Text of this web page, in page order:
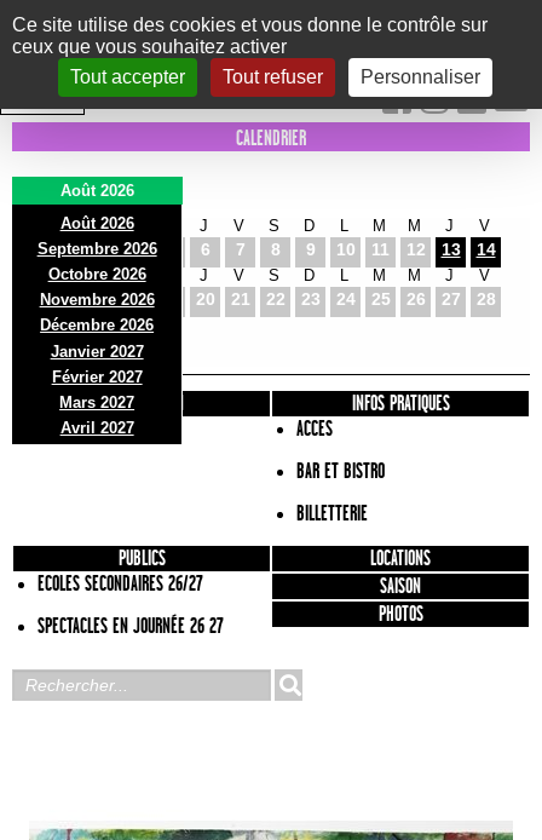
Panneau de gestion des cookies
Ce site utilise des cookies et vous donne le contrôle sur
ceux que vous souhaitez activer
Tout accepter
Tout refuser Personnaliser
Le Marni
CONCERTS DANSE/CIRQUE THÉÂTRE KIDS EXPOS EVENTS
INTRA MUROS
CALENDRIER
Août 2026
Août 2026
Septembre 2026
Octobre 2026
Novembre 2026
Décembre 2026
Janvier 2027
Février 2027
Mars 2027
Avril 2027
D
2
L
3
M
4
J
6
V
7
S
8
D
9 10
M
11
M
12
J
13
V
14
D
16
L
17
M
18
J
20
V
21
S
22
D
23 24
M
25
M
26
J
27
V
28
D
30
L
31
PRÉSENTATION
INFOS PRATIQUES
ACCES
BAR ET BISTRO
BILLETTERIE
PUBLICS
ECOLES SECONDAIRES 26/27
SPECTACLES EN JOURNÉE 26 27
LOCATIONS
SAISON
PHOTOS